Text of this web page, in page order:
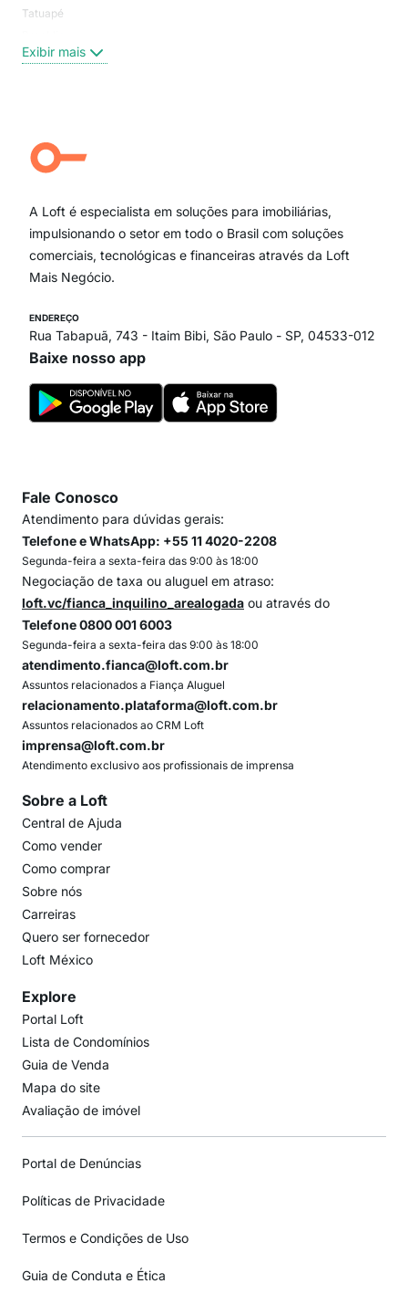
Tatuapé
Centro
Campo Belo
Ipiranga
Paraíso
Itaim Bibi
Exibir mais
A Loft é especialista em soluções para imobiliárias,
impulsionando o setor em todo o Brasil com soluções
comerciais, tecnológicas e financeiras através da Loft
Mais Negócio.
ENDEREÇO
Rua Tabapuã, 743 - Itaim Bibi, São Paulo - SP, 04533-012
Baixe nosso app
Fale Conosco
Atendimento para dúvidas gerais:
Telefone e WhatsApp: +55 11 4020-2208
Segunda-feira a sexta-feira das 9:00 às 18:00
Negociação de taxa ou aluguel em atraso:
loft.vc/fianca_inquilino_arealogada ou através do
Telefone 0800 001 6003
Segunda-feira a sexta-feira das 9:00 às 18:00
atendimento.fianca@loft.com.br
Assuntos relacionados a Fiança Aluguel
relacionamento.plataforma@loft.com.br
Assuntos relacionados ao CRM Loft
imprensa@loft.com.br
Atendimento exclusivo aos profissionais de imprensa
Sobre a Loft
Central de Ajuda
Como vender
Como comprar
Sobre nós
Carreiras
Quero ser fornecedor
Loft México
Explore
Portal Loft
Lista de Condomínios
Guia de Venda
Mapa do site
Avaliação de imóvel
Portal de Denúncias
Políticas de Privacidade
Termos e Condições de Uso
Guia de Conduta e Ética